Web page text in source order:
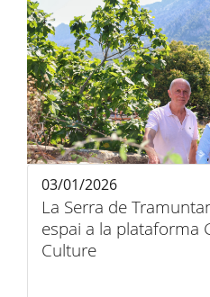
La Serra de
espai a la plataforma
Culture
03/01/2026